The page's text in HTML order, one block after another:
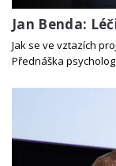
Jan Benda:
Jak se ve vztazích
Přednáška